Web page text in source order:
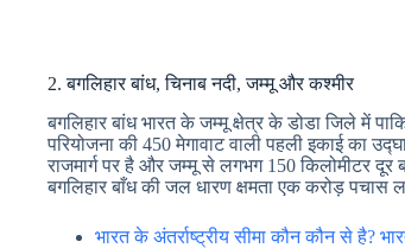
2. बगलिहार बांध, चिनाब नदी, जम्मू और कश्मीर
बगलिहार बांध भारत के जम्मू क्षेत्र के डोडा जिले में
परियोजना की 450 मेगावाट वाली पहली इकाई का
राजमार्ग पर है और जम्मू से लगभग 150 किलोमीटर
बगलिहार बाँध की जल धारण क्षमता एक करोड़ पचास
भारत के अंतर्राष्ट्रीय सीमा कौन कौन से है?